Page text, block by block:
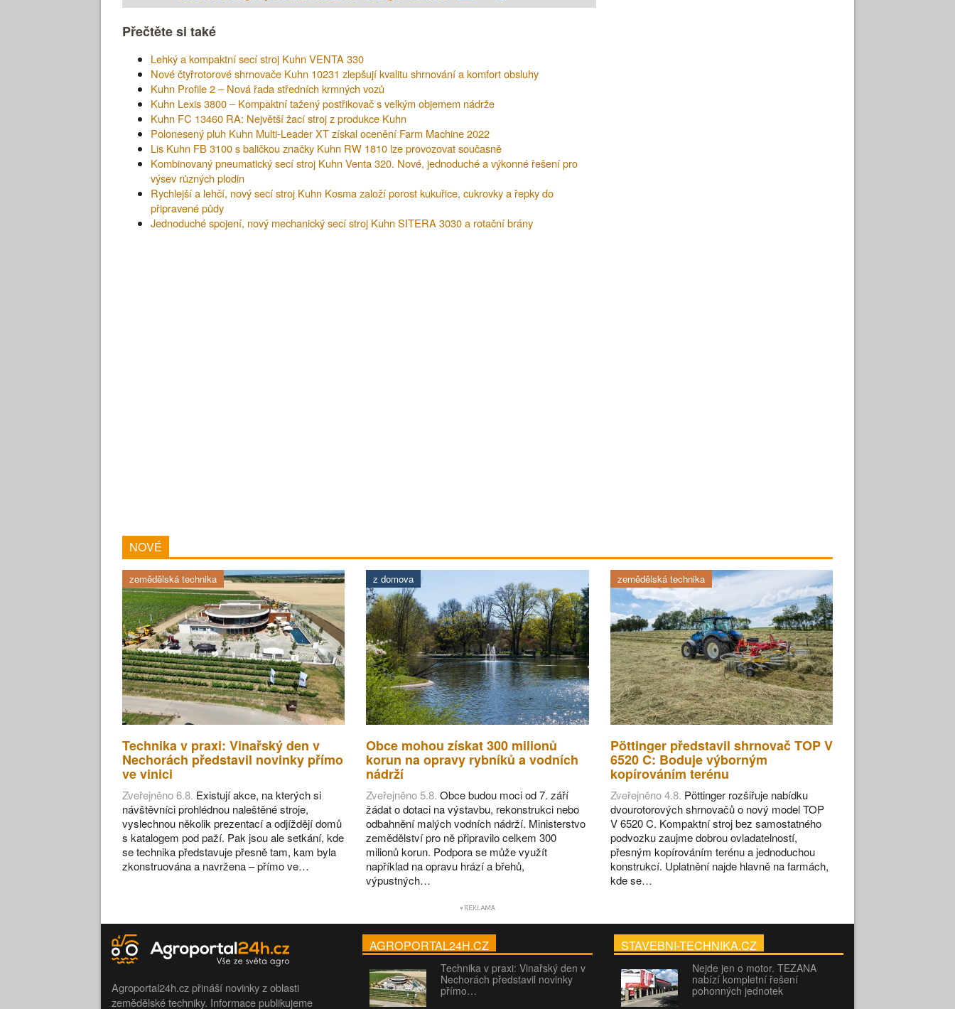
Přečtěte si také
Lehký a kompaktní secí stroj Kuhn VENTA 330
Nové čtyřrotorové shrnovače Kuhn 10231 zlepšují kvalitu shrnování a komfort obsluhy
Kuhn Profile 2 – Nová řada středních krmných vozů
Kuhn Lexis 3800 – Kompaktní tažený postřikovač s velkým objemem nádrže
Kuhn FC 13460 RA: Největší žací stroj z produkce Kuhn
Polonesený pluh Kuhn Multi-Leader XT získal ocenění Farm Machine 2022
Lis Kuhn FB 3100 s baličkou značky Kuhn RW 1810 lze provozovat současně
Kombinovaný pneumatický secí stroj Kuhn Venta 320. Nové, jednoduché a výkonné řešení pro
výsev různých plodin
Rychlejší a lehčí, nový secí stroj Kuhn Kosma založí porost kukuřice, cukrovky a řepky do
připravené půdy
Jednoduché spojení, nový mechanický secí stroj Kuhn SITERA 3030 a rotační brány
NOVÉ
zemědělská technika
Technika v praxi: Vinařský den v
Nechorách představil novinky přímo
ve vinici
Zveřejněno 6.8. Existují akce, na kterých si
návštěvníci prohlédnou naleštěné stroje,
vyslechnou několik prezentací a odjíždějí domů
s katalogem pod paží. Pak jsou ale setkání, kde
se technika představuje přesně tam, kam byla
zkonstruována a navržena – přímo ve…
z domova
Obce mohou získat 300 milionů
korun na opravy rybníků a vodních
nádrží
Zveřejněno 5.8. Obce budou moci od 7. září
žádat o dotaci na výstavbu, rekonstrukci nebo
odbahnění malých vodních nádrží. Ministerstvo
zemědělství pro ně připravilo celkem 300
milionů korun. Podpora se může využít
například na opravu hrází a břehů,
výpustných…
zemědělská technika
Pöttinger představil shrnovač TOP V
6520 C: Boduje výborným
kopírováním terénu
Zveřejněno 4.8. Pöttinger rozšiřuje nabídku
dvourotorových shrnovačů o nový model TOP
V 6520 C. Kompaktní stroj bez samostatného
podvozku zaujme dobrou ovladatelností,
přesným kopírováním terénu a jednoduchou
konstrukcí. Uplatnění najde hlavně na farmách,
kde se…
Agroportal24h.cz přináší novinky z oblasti
zemědělské techniky. Informace publikujeme
AGROPORTAL24H.CZ
Technika v praxi: Vinařský den v
Nechorách představil novinky
přímo…
STAVEBNI-TECHNIKA.CZ
Nejde jen o motor. TEZANA
nabízí kompletní řešení
pohonných jednotek